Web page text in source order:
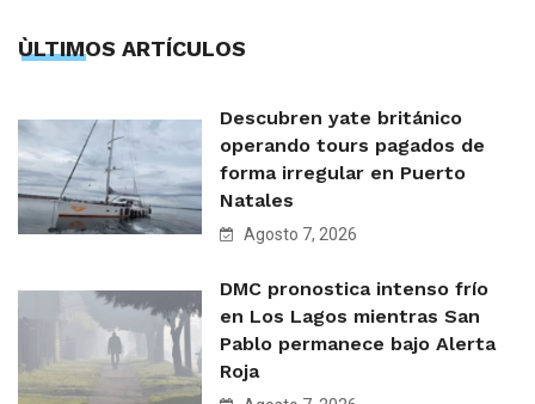
ÙLTIMOS ARTÍCULOS
Descubren yate británico
operando tours pagados de
forma irregular en Puerto
Natales
Agosto 7, 2026
DMC pronostica intenso frío
en Los Lagos mientras San
Pablo permanece bajo Alerta
Roja